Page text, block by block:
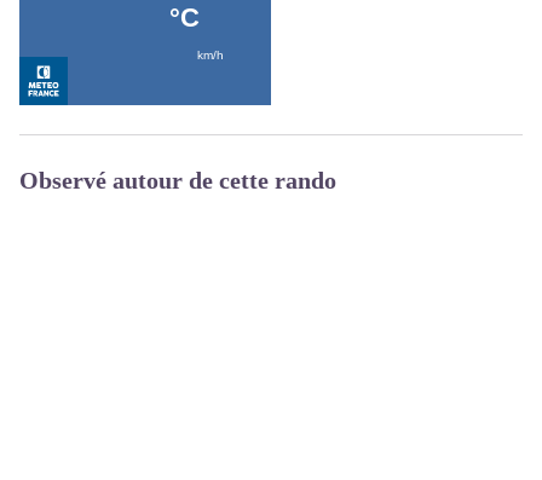
Observé autour de cette rando